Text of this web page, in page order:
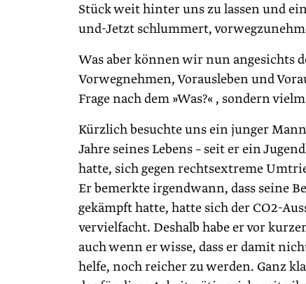
Stück weit hinter uns zu lassen und
und-Jetzt schlummert,
Was aber können wir nun angesichts
Vorwegnehmen, Vorausleben und
Frage nach dem »Was?« , sondern
Kürzlich besuchte uns ein junger
Jahre seines Lebens – seit er ein
hatte, sich gegen rechtsextreme
Er bemerkte irgendwann, dass seine
gekämpft hatte, hatte sich der CO2-
vervielfacht. Deshalb habe er vor
auch wenn er wisse, dass er damit
helfe, noch reicher zu werden. Ganz